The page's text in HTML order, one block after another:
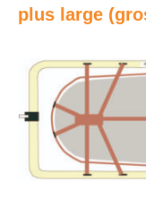
plus large